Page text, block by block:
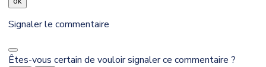
Signaler le commentaire
Êtes-vous certain de vouloir signaler ce commentaire ?